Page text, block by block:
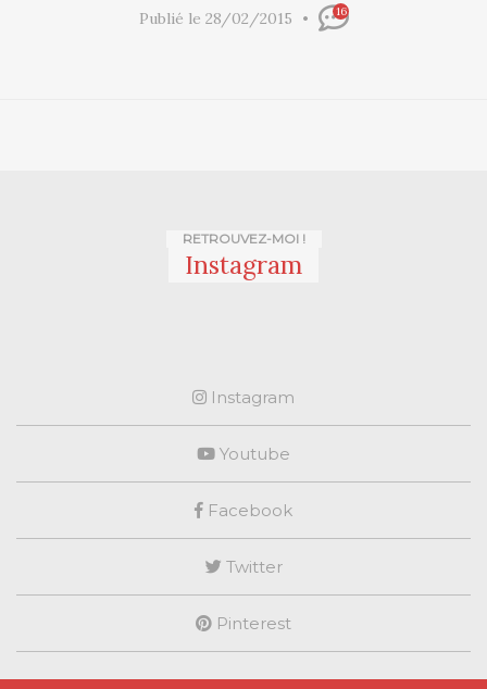
Publié le 28/02/2015 16
RETROUVEZ-MOI !
Instagram
Instagram
Youtube
Facebook
Twitter
Pinterest